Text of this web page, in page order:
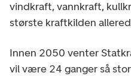
vindkraft, vannkraft,
største kraftkilden
Innen 2050 venter
vil være 24 ganger så